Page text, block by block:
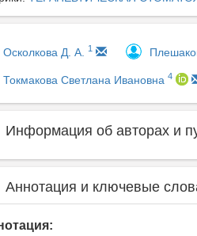
Осколкова Д. А. 1
Токмакова Светлана Ивановна 4
Информация об авторах и
Аннотация и ключевые